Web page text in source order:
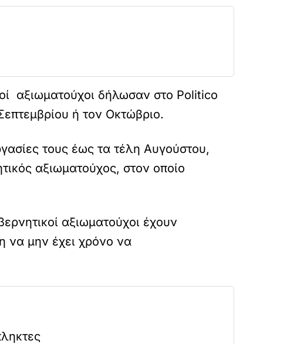
αξιωματούχοι δήλωσαν στο Politico
ή τον Οκτώβριο.
τους έως τα τέλη Αυγούστου,
αξιωματούχος, στον οποίο
αξιωματούχοι έχουν
να μην έχει χρόνο να